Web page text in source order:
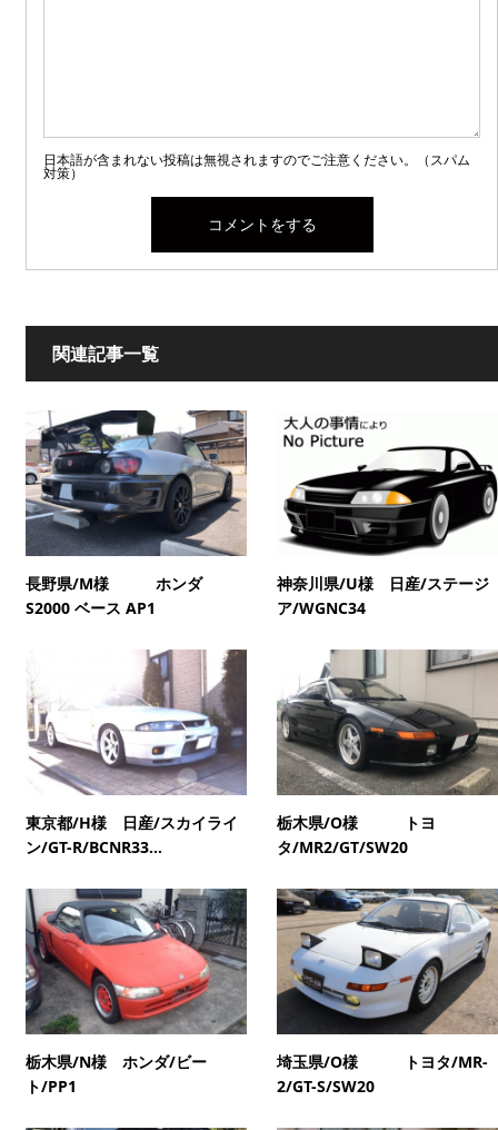
日本語が含まれない投稿は無視されますのでご注意ください。（スパム
対策）
関連記事一覧
長野県/M様 ホンダ
S2000 ベース AP1
神奈川県/U様 日産/ステージ
ア/WGNC34
東京都/H様 日産/スカイライ
ン/GT-R/BCNR33...
栃木県/O様 トヨ
タ/MR2/GT/SW20
栃木県/N様 ホンダ/ビー
ト/PP1
埼玉県/O様 トヨタ/MR-
2/GT-S/SW20